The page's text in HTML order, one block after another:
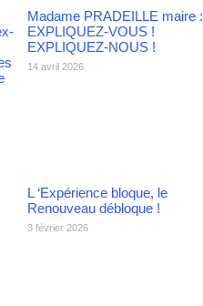
Madame PRADEILLE maire :
EXPLIQUEZ-VOUS !
EXPLIQUEZ-NOUS !
14 avril 2026
L ‘Expérience bloque, le
Renouveau débloque !
3 février 2026